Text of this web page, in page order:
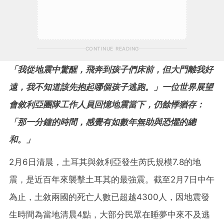
CONTINUE READING
「我從地震中驚醒，飛奔到孩子們床前，但大門離我好
遠，我不知道該先抱起哪個孩子逃跑。」一位世界展望
會敘利亞團隊工作人員回憶地震當下，仍餘悸猶存：
「那一分鐘的時間，感覺有如數年無助與恐懼的總
和。」
2月6日清晨，土耳其與敘利亞發生芮氏規模7.8的地
震，是近百年來襲擊土耳其的最強震。截至2月7日中午
為止，土敘兩國的死亡人數已超越4300人，因地震發
生時間為當地清晨4點，大部分民眾在睡夢中來不及逃